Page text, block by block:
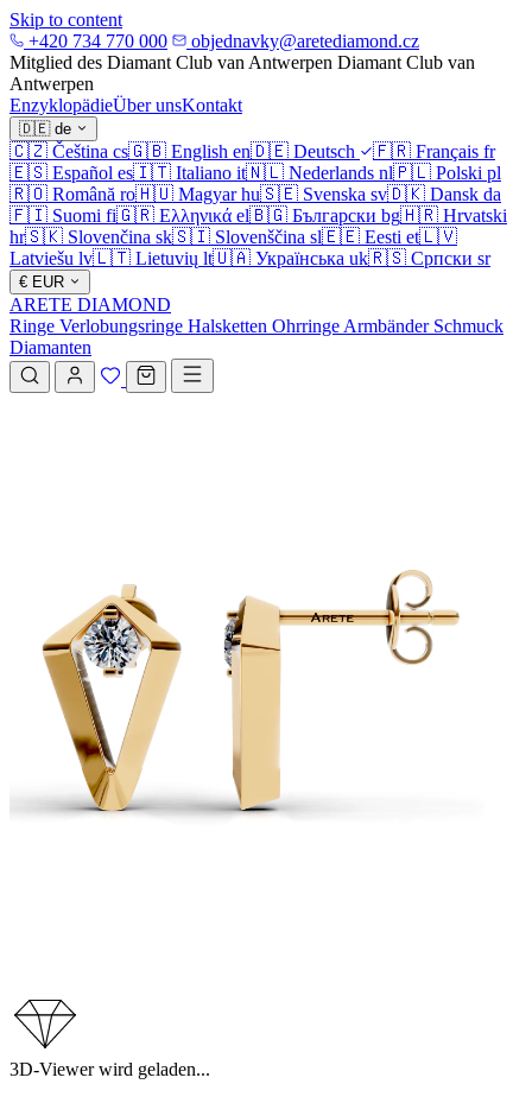
Skip to content
+420 734 770 000
objednavky@aretediamond.cz
Mitglied des Diamant Club van Antwerpen Diamant Club van
Antwerpen
EnzyklopädieÜber unsKontakt
🇩🇪 de
🇨🇿 Čeština cs🇬🇧 English en🇩🇪 Deutsch 🇫🇷 Français fr
🇪🇸 Español es🇮🇹 Italiano it🇳🇱 Nederlands nl🇵🇱 Polski pl
🇷🇴 Română ro🇭🇺 Magyar hu🇸🇪 Svenska sv🇩🇰 Dansk da
🇫🇮 Suomi fi🇬🇷 Ελληνικά el🇧🇬 Български bg🇭🇷 Hrvatski
hr🇸🇰 Slovenčina sk🇸🇮 Slovenščina sl🇪🇪 Eesti et🇱🇻
Latviešu lv🇱🇹 Lietuvių lt🇺🇦 Українська uk🇷🇸 Српски sr
€ EUR
ARETE DIAMOND
Ringe Verlobungsringe Halsketten Ohrringe Armbänder Schmuck
Diamanten
3D-Viewer wird geladen...